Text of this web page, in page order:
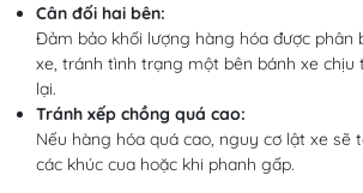
Cân đối hai bên:
Đảm bảo khối lượng hàng hóa được phân
xe, tránh tình trạng một bên bánh xe chịu
lại.
Tránh xếp chồng quá cao:
Nếu hàng hóa quá cao, nguy cơ lật xe sẽ
các khúc cua hoặc khi phanh gấp.